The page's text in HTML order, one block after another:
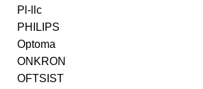
Pl-llc
PHILIPS
Optoma
ONKRON
OFTSIST